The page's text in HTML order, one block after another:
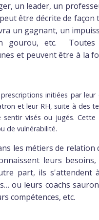
un leader, un
être décrite de façon
un gagnant, un
gourou, etc. Toutes
et peuvent être à la
initiées par leur
et leur RH, suite à des
visés ou jugés. Cette
de vulnérabilité.
les métiers de relation
leurs
part, ils s'attendent
ou leurs coachs
compétences, etc.